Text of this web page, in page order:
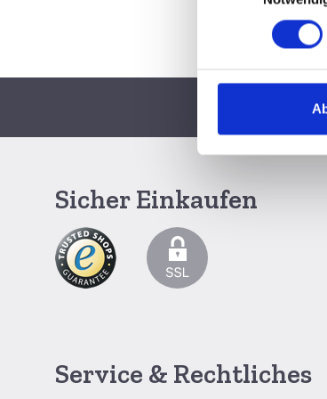
Sicher Einkaufen
Service & Rechtliches